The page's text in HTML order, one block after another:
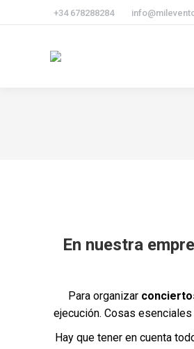
+34 678288284
En nuestra
Para organizar
ejecución. Cosas
Hay que tener en cuenta